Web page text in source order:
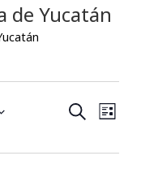
de Yucatán
y
BuscarLista